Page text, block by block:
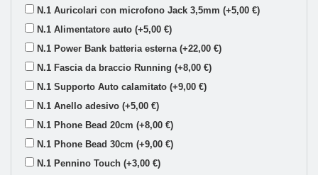
N.1 Auricolari con microfono Jack 3,5mm (+5,00 €)
N.1 Alimentatore auto (+5,00 €)
N.1 Power Bank batteria esterna (+22,00 €)
N.1 Fascia da braccio Running (+8,00 €)
N.1 Supporto Auto calamitato (+9,00 €)
N.1 Anello adesivo (+5,00 €)
N.1 Phone Bead 20cm (+8,00 €)
N.1 Phone Bead 30cm (+9,00 €)
N.1 Pennino Touch (+3,00 €)